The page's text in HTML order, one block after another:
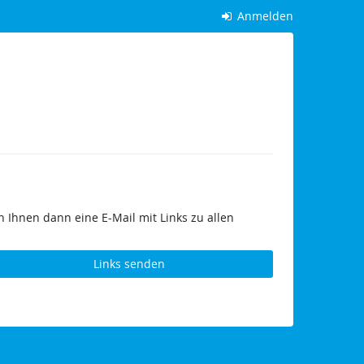
Anmelden
Ihnen dann eine E-Mail mit Links zu allen
Links senden